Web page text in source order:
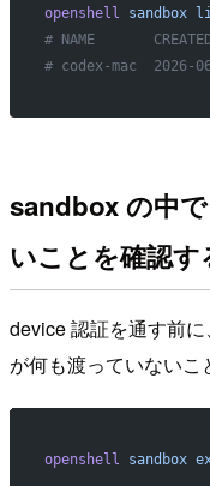
openshell sandbox
# NAME
# codex-mac  2026-
sandbox の中
いことを確認す
device 認証を通す前
が何も渡っていないこ
openshell sandbox